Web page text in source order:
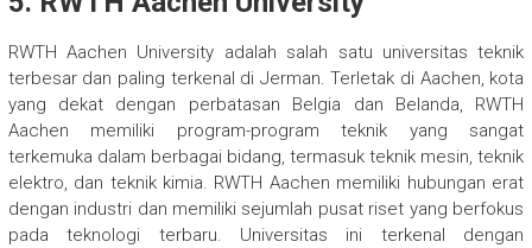
RWTH Aachen University adalah salah satu universitas teknik
terbesar dan paling terkenal di Jerman. Terletak di Aachen, kota
yang dekat dengan perbatasan Belgia dan Belanda, RWTH
Aachen memiliki program-program teknik yang sangat
terkemuka dalam berbagai bidang, termasuk teknik mesin, teknik
elektro, dan teknik kimia. RWTH Aachen memiliki hubungan erat
dengan industri dan memiliki sejumlah pusat riset yang berfokus
pada teknologi terbaru. Universitas ini terkenal dengan